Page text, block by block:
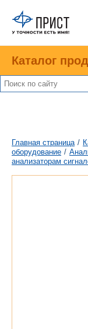
Каталог
Главная страница /
оборудование /
анализаторам